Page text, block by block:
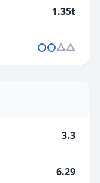
1.35t
3.3
6.29